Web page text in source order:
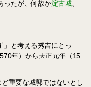
ったが、何故か淀古城、
」と考える秀吉にとっ
年）から天正元年（15
重要な城郭ではないとし